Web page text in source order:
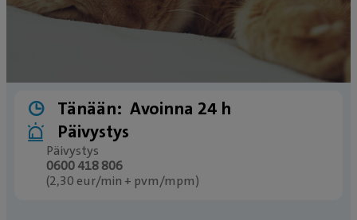
Tänään: Avoinna 24 h
Päivystys
Päivystys
0600 418 806
(2,30 eur/min + pvm/mpm)